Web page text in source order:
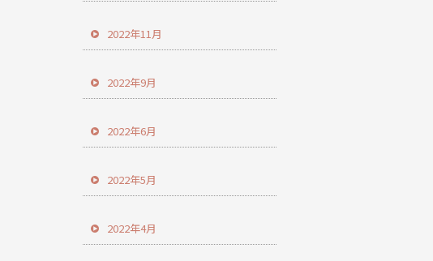
2022年11月
2022年9月
2022年6月
2022年5月
2022年4月